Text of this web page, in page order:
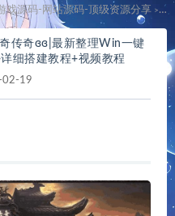
戏源码-网站源码-顶级资源分享 >
传奇ɞɞ|最新整理Win一键
细搭建教程+视频教程
19